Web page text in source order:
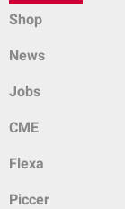
Shop
News
Jobs
CME
Flexa
Piccer